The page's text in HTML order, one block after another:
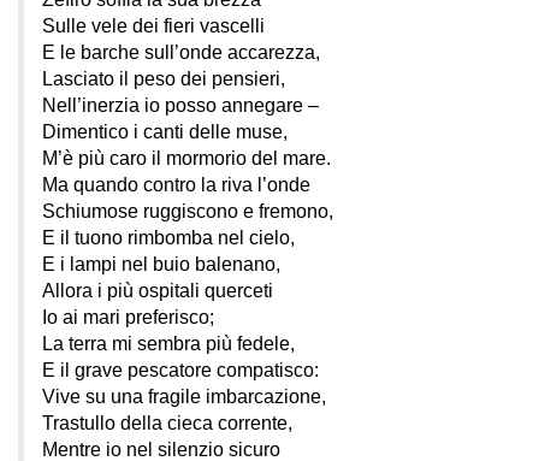
Sulle vele dei fieri vascelli
E le barche sull’onde accarezza,
Lasciato il peso dei pensieri,
Nell’inerzia io posso annegare –
Dimentico i canti delle muse,
M’è più caro il mormorio del mare.
Ma quando contro la riva l’onde
Schiumose ruggiscono e fremono,
E il tuono rimbomba nel cielo,
E i lampi nel buio balenano,
Allora i più ospitali querceti
Io ai mari preferisco;
La terra mi sembra più fedele,
E il grave pescatore compatisco:
Vive su una fragile imbarcazione,
Trastullo della cieca corrente,
Mentre io nel silenzio sicuro